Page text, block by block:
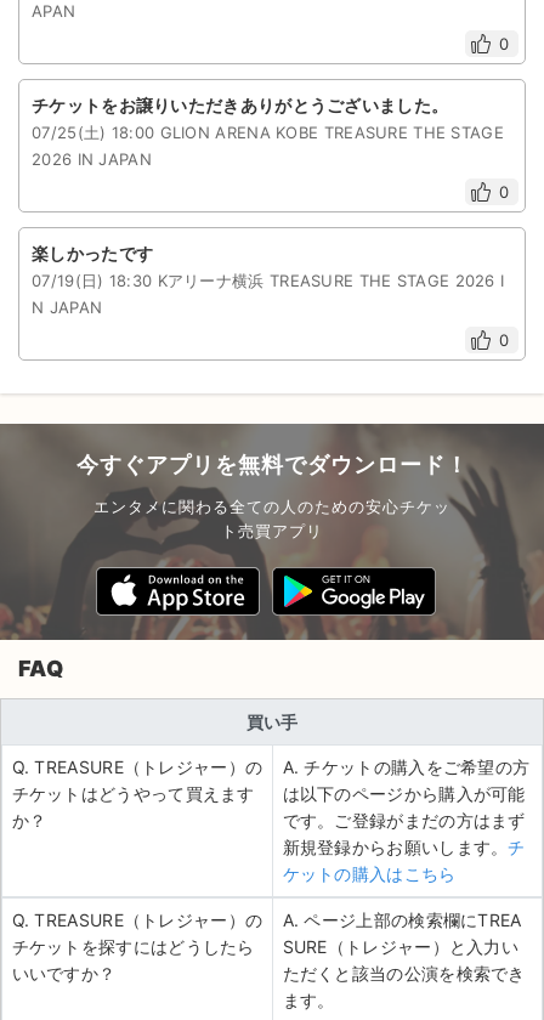
APAN
0
チケットをお譲りいただきありがとうございました。
07/25(土) 18:00 GLION ARENA KOBE TREASURE THE STAGE
2026 IN JAPAN
0
楽しかったです
07/19(日) 18:30 Kアリーナ横浜 TREASURE THE STAGE 2026 I
N JAPAN
0
今すぐアプリを無料でダウンロード！
エンタメに関わる全ての人のための安心チケッ
ト売買アプリ
FAQ
買い手
Q. TREASURE（トレジャー）の
チケットはどうやって買えます
か？
A. チケットの購入をご希望の方
は以下のページから購入が可能
です。ご登録がまだの方はまず
新規登録からお願いします。チ
ケットの購入はこちら
Q. TREASURE（トレジャー）の
チケットを探すにはどうしたら
いいですか？
A. ページ上部の検索欄にTREA
SURE（トレジャー）と入力い
ただくと該当の公演を検索でき
ます。